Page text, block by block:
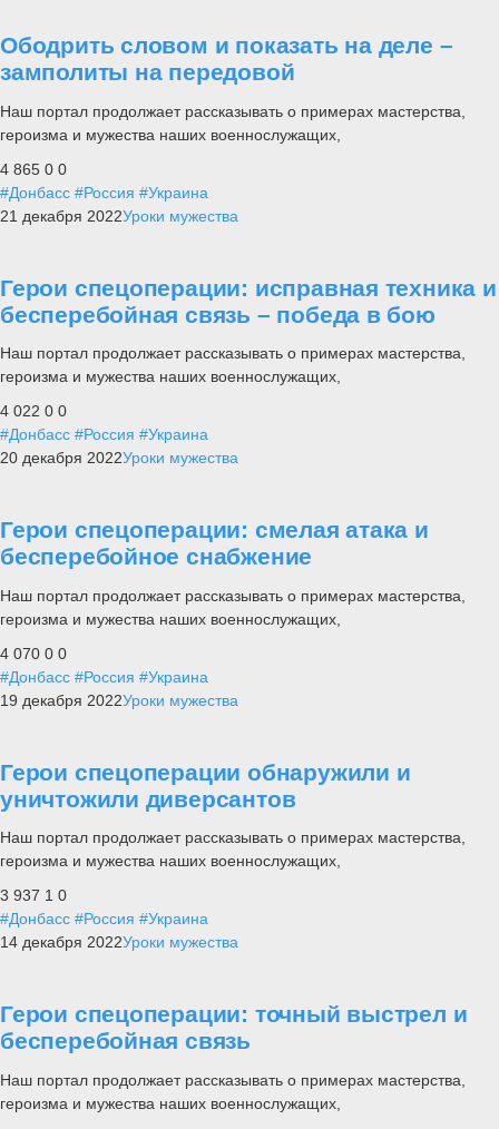
Ободрить словом и показать на деле –
замполиты на передовой
Наш портал продолжает рассказывать о примерах мастерства,
героизма и мужества наших военнослужащих,
4 865 0 0
#Донбасс #Россия #Украина
21 декабря 2022Уроки мужества
Герои спецоперации: исправная техника и
бесперебойная связь – победа в бою
Наш портал продолжает рассказывать о примерах мастерства,
героизма и мужества наших военнослужащих,
4 022 0 0
#Донбасс #Россия #Украина
20 декабря 2022Уроки мужества
Герои спецоперации: смелая атака и
бесперебойное снабжение
Наш портал продолжает рассказывать о примерах мастерства,
героизма и мужества наших военнослужащих,
4 070 0 0
#Донбасс #Россия #Украина
19 декабря 2022Уроки мужества
Герои спецоперации обнаружили и
уничтожили диверсантов
Наш портал продолжает рассказывать о примерах мастерства,
героизма и мужества наших военнослужащих,
3 937 1 0
#Донбасс #Россия #Украина
14 декабря 2022Уроки мужества
Герои спецоперации: точный выстрел и
бесперебойная связь
Наш портал продолжает рассказывать о примерах мастерства,
героизма и мужества наших военнослужащих,